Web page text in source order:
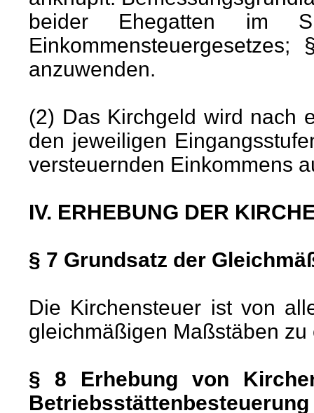
beider Ehegatten
anzuwenden.
(2) Das Kirchgeld wird nach
den jeweiligen
versteuernden Einkommens
IV. ERHEBUNG DER
§ 7 Grundsatz der
Die Kirchensteuer ist von
gleichmäßigen Maßstäben zu
§ 8 Erhebung von
Betriebsstättenbesteuerung